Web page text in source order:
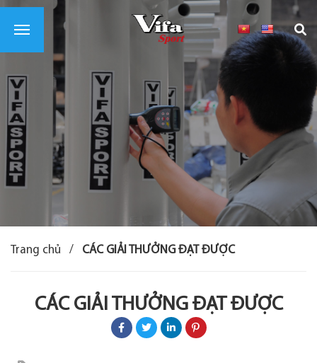
Trang chủ / CÁC GIẢI THƯỞNG ĐẠT ĐƯỢC
CÁC GIẢI THƯỞNG ĐẠT ĐƯỢC